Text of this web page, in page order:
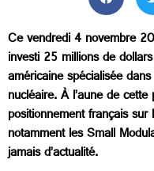
Ce vendredi 4 novembre
investi 25 millions de
américaine spécialisée
nucléaire. À l’aune de
positionnement français
notamment les Small
jamais d’actualité.